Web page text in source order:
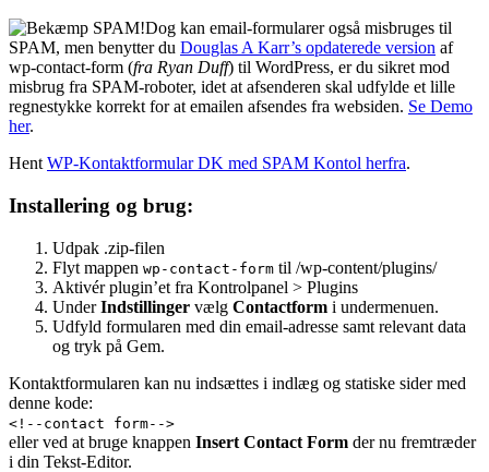
Dog kan email-formularer også misbruges til
SPAM, men benytter du Douglas A Karr’s opdaterede version af
wp-contact-form (fra Ryan Duff) til WordPress, er du sikret mod
misbrug fra SPAM-roboter, idet at afsenderen skal udfylde et lille
regnestykke korrekt for at emailen afsendes fra websiden. Se Demo
her.
Hent WP-Kontaktformular DK med SPAM Kontol herfra.
Installering og brug:
Udpak .zip-filen
Flyt mappen wp-contact-form til /wp-content/plugins/
Aktivér plugin’et fra Kontrolpanel > Plugins
UnderIndstillinger vælg Contactform i undermenuen.
Udfyld formularen med din email-adresse samt relevant data
og tryk på Gem.
Kontaktformularen kan nu indsættes i indlæg og statiske sider med
denne kode:
<!--contact form-->
eller ved at bruge knappen Insert Contact Form der nu fremtræder
i din Tekst-Editor.